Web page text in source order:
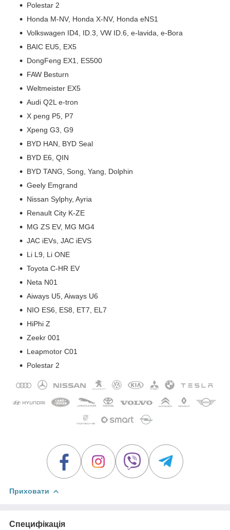
Polestar 2
Honda M-NV, Honda X-NV, Honda eNS1
Volkswagen ID4, ID.3, VW ID.6, e-lavida, e-Bora
BAIC EU5, EX5
DongFeng EX1, ES500
FAW Besturn
Weltmeister EX5
Audi Q2L e-tron
X peng P5, P7
Xpeng G3, G9
BYD HAN, BYD Seal
BYD E6, QIN
BYD TANG, Song, Yang, Dolphin
Geely Emgrand
Nissan Sylphy, Ayria
Renault City K-ZE
MG ZS EV, MG MG4
JAC iEVs, JAC iEVS
Li L9, Li ONE
Toyota C-HR EV
Neta N01
Aiways U5, Aiways U6
NIO ES6, ES8, ET7, EL7
HiPhi Z
Zeekr 001
Leapmotor C01
Polestar 2
Приховати
Специфікація